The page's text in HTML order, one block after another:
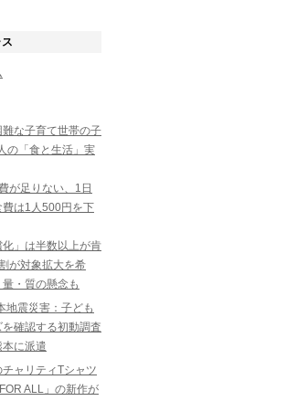
な子育て世帯の子
の「食と生活」実
が足りない、1日
費は1人500円を下
化」は半数以上が肯
が対象拡大を希
・質の懸念も
地震災害：子ども
確認する初動調査
に派遣
ャリティTシャツ
FOR ALL」の新作が